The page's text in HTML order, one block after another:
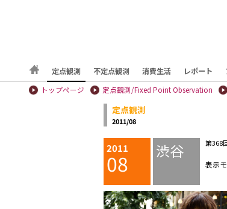
定点観測 不定点観測 消費生活 レポート
トップページ 定点観測/Fixed Point Observation
定点観測
2011/08
2011
08 渋谷 第368
表示